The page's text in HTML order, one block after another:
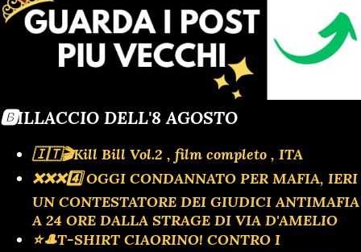
🅱️ILLACCIO DELL'8 AGOSTO
🇮🇹🎬Kill Bill Vol.2 , film completo , ITA
❌️❌️❌️4️⃣ OGGI CONDANNATO PER MAFIA, IERI
UN CONTESTATORE DEI GIUDICI ANTIMAFIA
A 24 ORE DALLA STRAGE DI VIA D'AMELIO
⭐🎩T-SHIRT CIAORINO! CONTRO I